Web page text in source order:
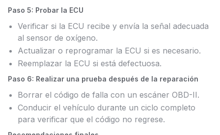
Paso 5: Probar la ECU
Verificar si la ECU recibe y envía la señal adecuada
al sensor de oxígeno.
Actualizar o reprogramar la ECU si es necesario.
Reemplazar la ECU si está defectuosa.
Paso 6: Realizar una prueba después de la reparación
Borrar el código de falla con un escáner OBD-II.
Conducir el vehículo durante un ciclo completo
para verificar que el código no regrese.